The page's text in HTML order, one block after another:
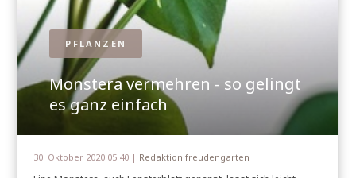
PFLANZEN
Monstera vermehren - so gelingt
es ganz einfach
30. Oktober 2020 05:40 | Redaktion freudengarten